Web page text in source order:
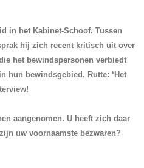
in het Kabinet-Schoof. Tussen
hij zich recent kritisch uit over
het bewindspersonen verbiedt
hun bewindsgebied. Rutte: ‘Het
aangenomen. U heeft zich daar
uw voornaamste bezwaren?